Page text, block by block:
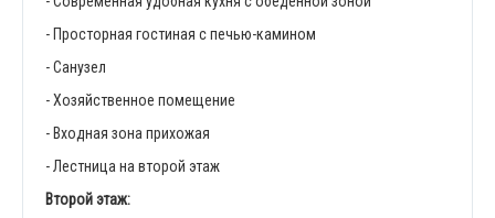
- Просторная гостиная с печью-камином
- Санузел
- Хозяйственное помещение
- Входная зона прихожая
- Лестница на второй этаж
Второй этаж: